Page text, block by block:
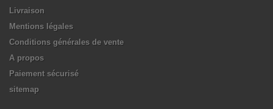
Livraison
Mentions légales
Conditions générales de vente
A propos
Paiement sécurisé
sitemap